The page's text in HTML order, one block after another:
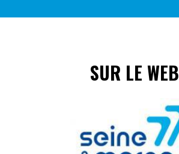
SUR LE WEB